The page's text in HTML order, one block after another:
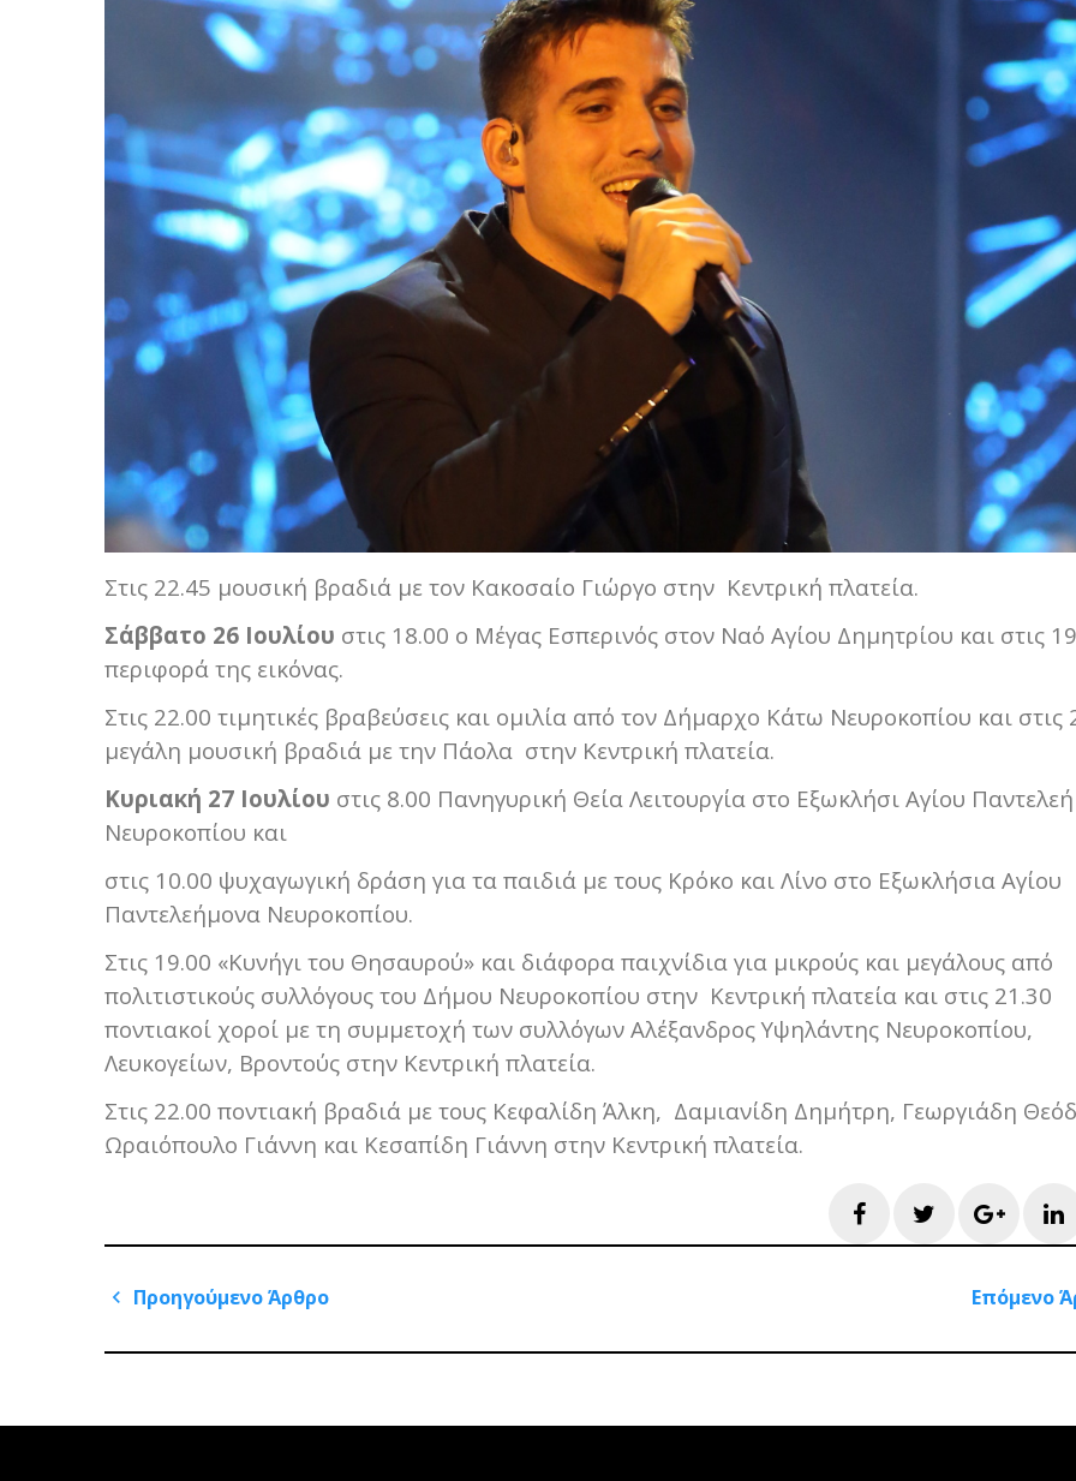
Στις 22.45 μουσική βραδιά με τον Κακοσαίο Γιώργο στην Κεντρική πλατεία.
Σάββατο 26 Ιουλίου στις 18.00 ο Μέγας Εσπερινός στον Ναό Αγίου Δημητρίου και στις
περιφορά της εικόνας.
Στις 22.00 τιμητικές βραβεύσεις και ομιλία από τον Δήμαρχο Κάτω Νευροκοπίου και στις
μεγάλη μουσική βραδιά με την Πάολα στην Κεντρική πλατεία.
Κυριακή 27 Ιουλίου στις 8.00 Πανηγυρική Θεία Λειτουργία στο Εξωκλήσι Αγίου
Νευροκοπίου και
στις 10.00 ψυχαγωγική δράση για τα παιδιά με τους Κρόκο και Λίνο στο Εξωκλήσια Αγίου
Παντελεήμονα Νευροκοπίου.
Στις 19.00 «Κυνήγι του Θησαυρού» και διάφορα παιχνίδια για μικρούς και μεγάλους από
πολιτιστικούς συλλόγους του Δήμου Νευροκοπίου στην Κεντρική πλατεία και στις 21.30
ποντιακοί χοροί με τη συμμετοχή των συλλόγων Αλέξανδρος Υψηλάντης Νευροκοπίου,
Λευκογείων, Βροντούς στην Κεντρική πλατεία.
Στις 22.00 ποντιακή βραδιά με τους Κεφαλίδη Άλκη, Δαμιανίδη Δημήτρη, Γεωργιάδη
Ωραιόπουλο Γιάννη και Κεσαπίδη Γιάννη στην Κεντρική πλατεία.
FacebookTwitter
Πλοήγηση
άρθρων
Προηγούμενο Άρθρο
Επόμενο